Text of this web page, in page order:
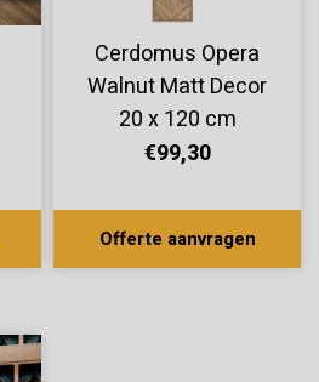
Cerdomus Opera
Walnut Matt Decor
20 x 120 cm
€99,30
Offerte aanvragen